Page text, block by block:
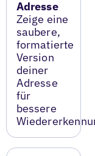
Adresse
Zeige eine
saubere,
formatierte
Version
deiner
Adresse
für
bessere